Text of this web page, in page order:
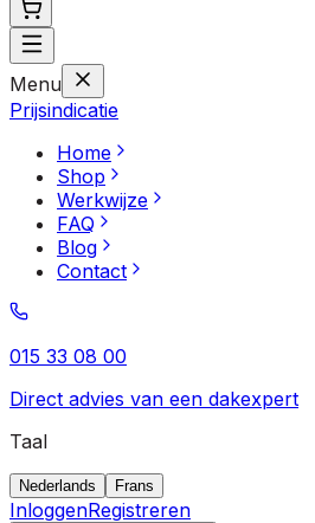
Menu
Prijsindicatie
Home
Shop
Werkwijze
FAQ
Blog
Contact
015 33 08 00
Direct advies van een dakexpert
Taal
Nederlands Frans
InloggenRegistreren